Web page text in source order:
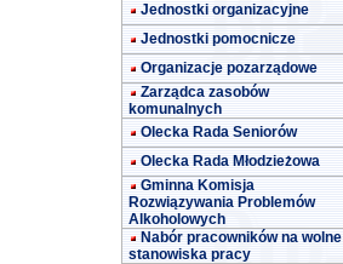
Jednostki organizacyjne
Jednostki pomocnicze
Organizacje pozarządowe
Zarządca zasobów
komunalnych
Olecka Rada Seniorów
Olecka Rada Młodzieżowa
Gminna Komisja
Rozwiązywania Problemów
Alkoholowych
Nabór pracowników na wolne
stanowiska pracy